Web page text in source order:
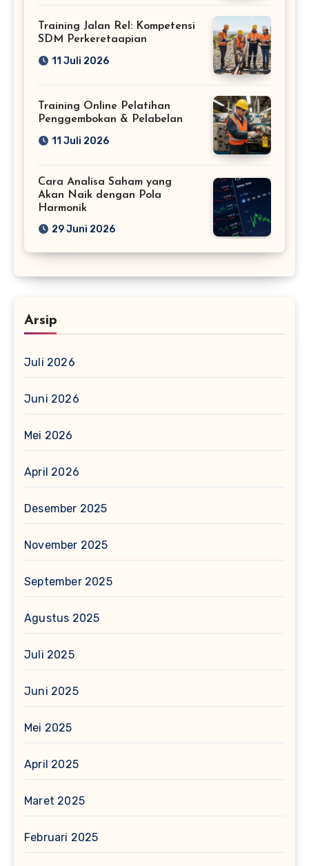
Training Jalan Rel: Kompetensi
SDM Perkeretaapian
11 Juli 2026
Training Online Pelatihan
Penggembokan & Pelabelan
11 Juli 2026
Cara Analisa Saham yang
Akan Naik dengan Pola
Harmonik
29 Juni 2026
Arsip
Juli 2026
Juni 2026
Mei 2026
April 2026
Desember 2025
November 2025
September 2025
Agustus 2025
Juli 2025
Juni 2025
Mei 2025
April 2025
Maret 2025
Februari 2025